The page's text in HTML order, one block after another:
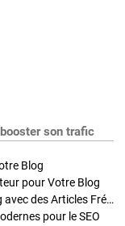
son trafic
Blog
pour Votre Blog
Stratégies de Publication : Boostez Votre Blog avec des Articles Fréquents et Exclusifs
pour le SEO